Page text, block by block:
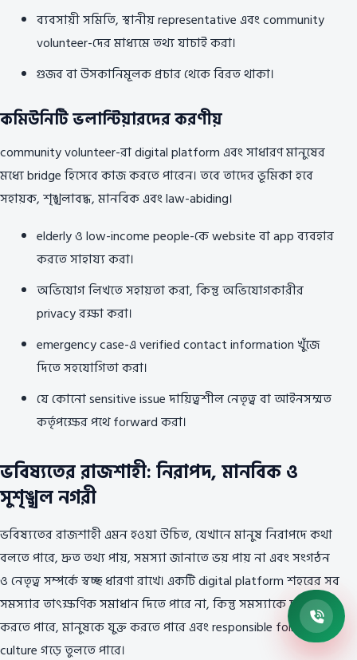
ব্যবসায়ী সমিতি, স্থানীয় representative এবং community
volunteer-দের মাধ্যমে তথ্য যাচাই করা।
গুজব বা উসকানিমূলক প্রচার থেকে বিরত থাকা।
কমিউনিটি ভলান্টিয়ারদের করণীয়
community volunteer-রা digital platform এবং সাধারণ মানুষের
মধ্যে bridge হিসেবে কাজ করতে পারেন। তবে তাদের ভূমিকা হবে
সহায়ক, শৃঙ্খলাবদ্ধ, মানবিক এবং law-abiding।
elderly ও low-income people-কে website বা app ব্যবহার
করতে সাহায্য করা।
অভিযোগ লিখতে সহায়তা করা, কিন্তু অভিযোগকারীর
privacy রক্ষা করা।
emergency case-এ verified contact information খুঁজে
দিতে সহযোগিতা করা।
যে কোনো sensitive issue দায়িত্বশীল নেতৃত্ব বা আইনসম্মত
কর্তৃপক্ষের পথে forward করা।
ভবিষ্যতের রাজশাহী: নিরাপদ, মানবিক ও
সুশৃঙ্খল নগরী
ভবিষ্যতের রাজশাহী এমন হওয়া উচিত, যেখানে মানুষ নিরাপদে কথা
বলতে পারে, দ্রুত তথ্য পায়, সমস্যা জানাতে ভয় পায় না এবং সংগঠন
ও নেতৃত্ব সম্পর্কে স্বচ্ছ ধারণা রাখে। একটি digital platform শহরের সব
সমস্যার তাৎক্ষণিক সমাধান দিতে পারে না, কিন্তু সমস্যাকে দৃশ্যমান
করতে পারে, মানুষকে যুক্ত করতে পারে এবং responsible follow-up
culture গড়ে তুলতে পারে।